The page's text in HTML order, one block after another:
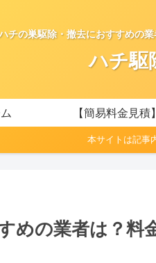
チの巣駆除・撤去におすすめの
ハチ駆
【簡易料金見積】
本サイトは記事
めの業者は？料